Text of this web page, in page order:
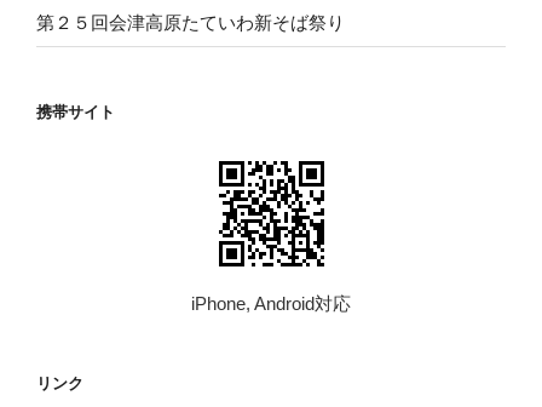
第２５回会津高原たていわ新そば祭り
携帯サイト
iPhone, Android対応
リンク